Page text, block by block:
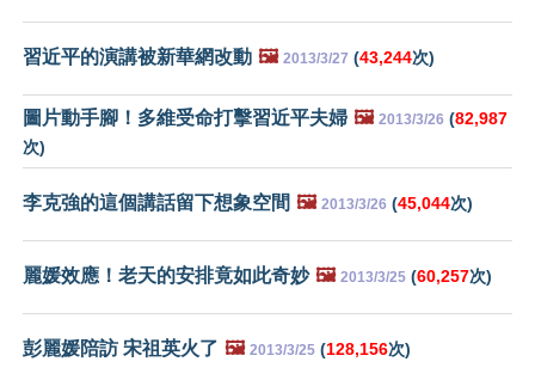
習近平的演講被新華網改動 🖼️ 2013/3/27 (43,244次)
圖片動手腳！多維受命打擊習近平夫婦 🖼️ 2013/3/26 (82,987
次)
李克強的這個講話留下想象空間 🖼️ 2013/3/26 (45,044次)
麗媛效應！老天的安排竟如此奇妙 🖼️ 2013/3/25 (60,257次)
彭麗媛陪訪 宋祖英火了 🖼️ 2013/3/25 (128,156次)